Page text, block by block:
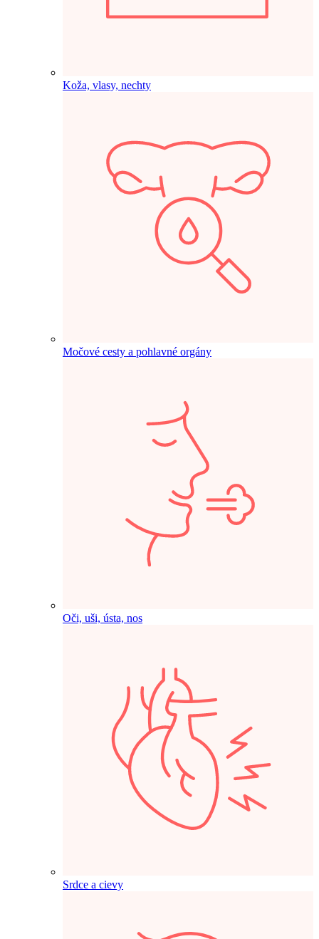
Koža, vlasy, nechty
Močové cesty a pohlavné orgány
Oči, uši, ústa, nos
Srdce a cievy